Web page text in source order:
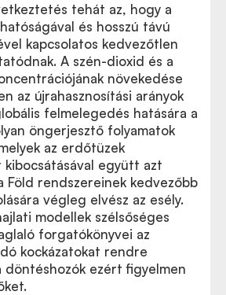
tehát az, hogy a
és hosszú távú
kapcsolatos kedvezőtlen
A szén-dioxid és a
növekedése
az újrahasznosítási arányok
felmelegedés hatására a
öngerjesztő folyamatok
az erdőtüzek
együtt azt
Föld rendszereinek kedvezőbb
végleg elvész az esély.
modellek szélsőséges
forgatókönyvei az
kockázatokat rendre
döntéshozók ezért figyelmen